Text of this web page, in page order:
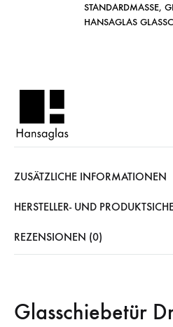
STANDARDMASSE ,
HANSAGLAS
ZUSÄTZLICHE INFORMATIONEN
HERSTELLER- UND
REZENSIONEN (0)
Glasschiebetür